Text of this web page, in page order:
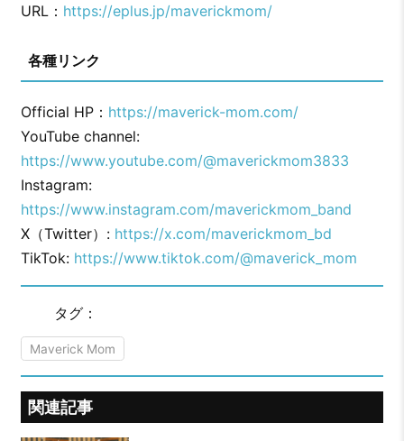
URL： https://eplus.jp/maverickmom/
各種リンク
Official HP： https://maverick-mom.com/
YouTube channel:
https://www.youtube.com/@maverickmom3833
Instagram:
https://www.instagram.com/maverickmom_band
X（Twitter）: https://x.com/maverickmom_bd
TikTok: https://www.tiktok.com/@maverick_mom
タグ：
Maverick Mom
関連記事